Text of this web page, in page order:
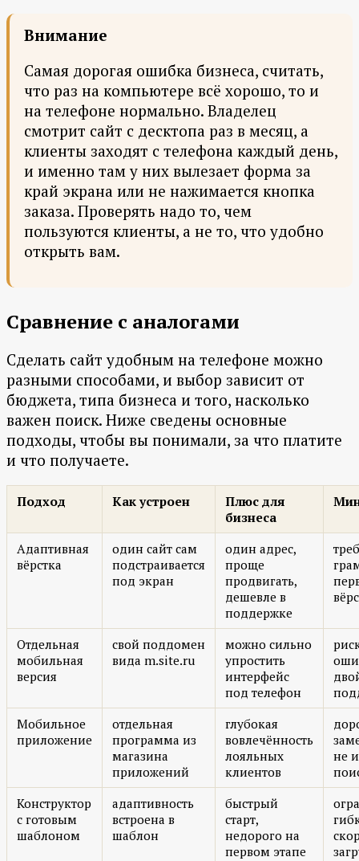
Внимание
Самая дорогая ошибка бизнеса, считать,
что раз на компьютере всё хорошо, то и
на телефоне нормально. Владелец
смотрит сайт с десктопа раз в месяц, а
клиенты заходят с телефона каждый день,
и именно там у них вылезает форма за
край экрана или не нажимается кнопка
заказа. Проверять надо то, чем
пользуются клиенты, а не то, что удобно
открыть вам.
Сравнение с аналогами
Сделать сайт удобным на телефоне можно
разными способами, и выбор зависит от
бюджета, типа бизнеса и того, насколько
важен поиск. Ниже сведены основные
подходы, чтобы вы понимали, за что платите
и что получаете.
Подход Как устроен
Плюс для
бизнеса
Адаптивная
вёрстка
один сайт сам
подстраивается
под экран
один адрес,
проще
продвигать,
дешевле в
поддержке
Отдельная
мобильная
версия
свой поддомен
вида m.site.ru
можно сильно
упростить
интерфейс
под телефон
Мобильное
приложение
отдельная
программа из
магазина
приложений
глубокая
вовлечённость
лояльных
клиентов
не
Конструктор
с готовым
шаблоном
адаптивность
встроена в
шаблон
быстрый
старт,
недорого на
первом этапе